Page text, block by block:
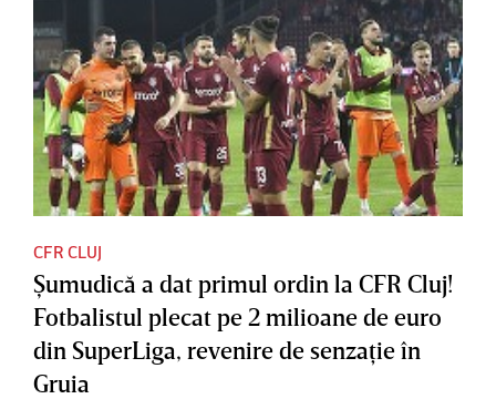
CFR CLUJ
Şumudică a dat primul ordin la CFR Cluj!
Fotbalistul plecat pe 2 milioane de euro
din SuperLiga, revenire de senzaţie în
Gruia